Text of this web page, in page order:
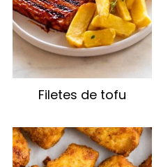
Filetes de tofu